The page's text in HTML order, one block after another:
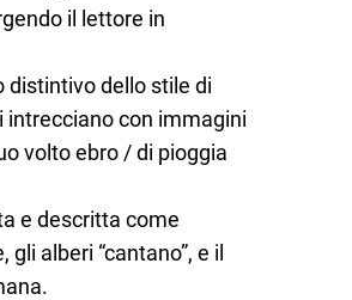
il lettore in
distintivo dello stile di
intrecciano con immagini
volto ebro / di pioggia
e descritta come
alberi “cantano”, e il